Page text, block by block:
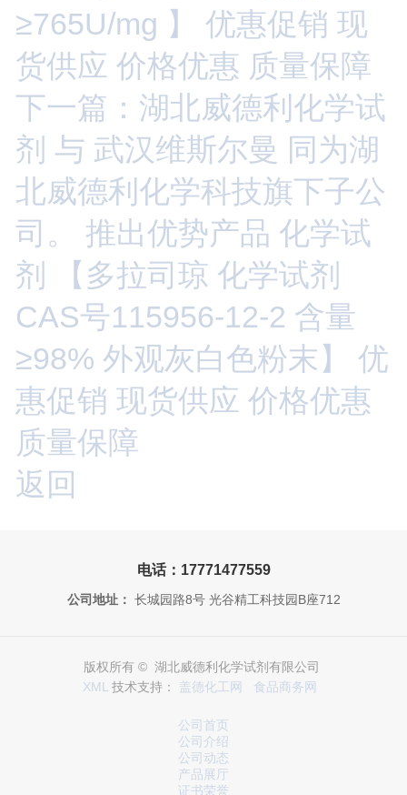
≥765U/mg 】 优惠促销 现
货供应 价格优惠 质量保障
下一篇：湖北威德利化学试
剂 与 武汉维斯尔曼 同为湖
北威德利化学科技旗下子公
司。 推出优势产品 化学试
剂 【多拉司琼 化学试剂
CAS号115956-12-2 含量
≥98% 外观灰白色粉末】 优
惠促销 现货供应 价格优惠
质量保障
返回
电话：17771477559
公司地址： 长城园路8号 光谷精工科技园B座712
版权所有 © 湖北威德利化学试剂有限公司
XML 技术支持： 盖德化工网 食品商务网
公司首页
公司介绍
公司动态
产品展厅
证书荣誉